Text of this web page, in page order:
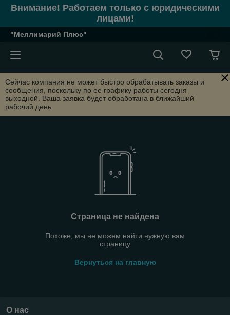
Внимание! Работаем только с юридическими
лицами!
"Меллимарий Плюс"
Сейчас компания не может быстро обрабатывать заказы и
сообщения, поскольку по ее графику работы сегодня
выходной. Ваша заявка будет обработана в ближайший
рабочий день.
Страница не найдена
Похоже, мы не можем найти нужную вам
страницу
Вернуться на главную
О нас